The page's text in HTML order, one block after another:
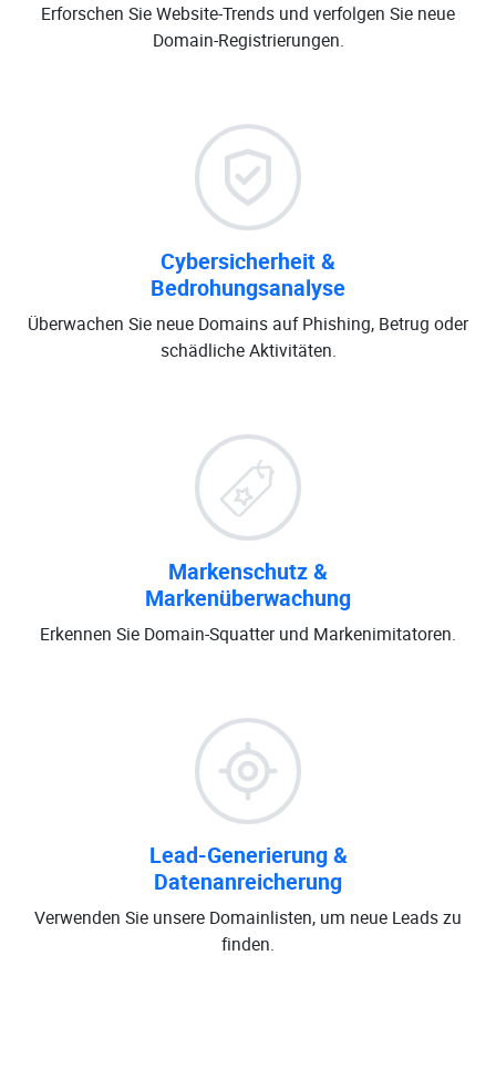
Erforschen Sie Website-Trends und verfolgen Sie neue
Domain-Registrierungen.
Cybersicherheit &
Bedrohungsanalyse
Überwachen Sie neue Domains auf Phishing, Betrug oder
schädliche Aktivitäten.
Markenschutz &
Markenüberwachung
Erkennen Sie Domain-Squatter und Markenimitatoren.
Lead-Generierung &
Datenanreicherung
Verwenden Sie unsere Domainlisten, um neue Leads zu
finden.